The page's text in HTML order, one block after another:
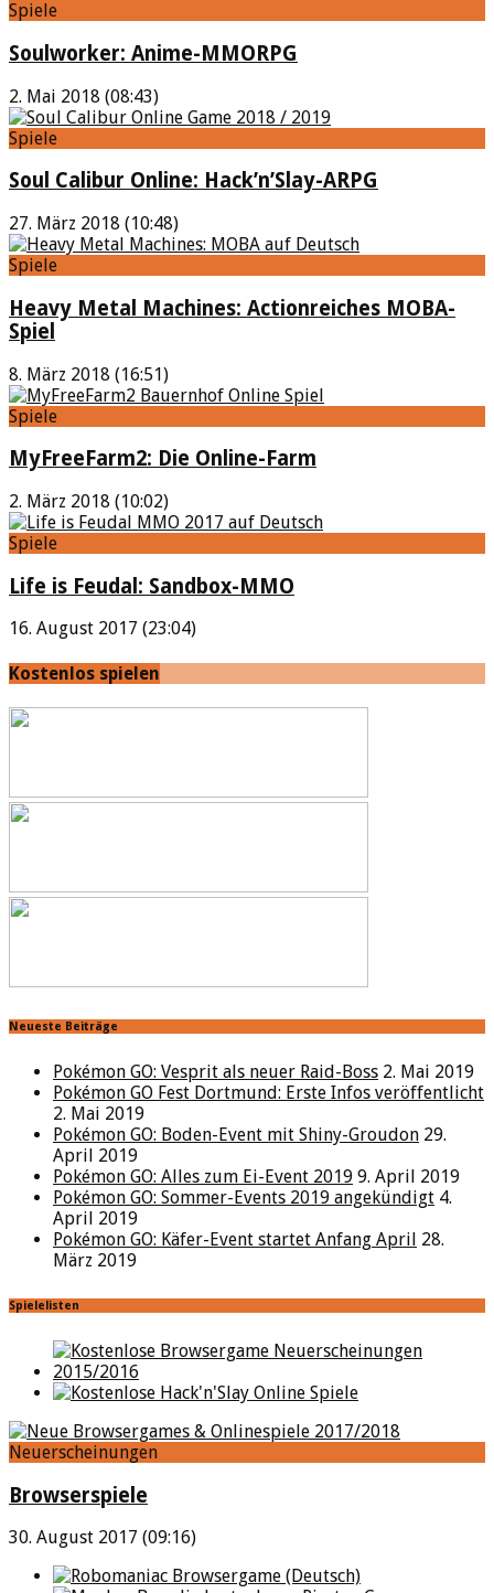
Spiele
Soulworker: Anime-MMORPG
2. Mai 2018 (08:43)
Spiele
Soul Calibur Online: Hack’n’Slay-ARPG
27. März 2018 (10:48)
Spiele
Heavy Metal Machines: Actionreiches MOBA-
Spiel
8. März 2018 (16:51)
Spiele
MyFreeFarm2: Die Online-Farm
2. März 2018 (10:02)
Spiele
Life is Feudal: Sandbox-MMO
16. August 2017 (23:04)
Kostenlos spielen
Neueste Beiträge
Pokémon GO: Vesprit als neuer Raid-Boss 2. Mai 2019
Pokémon GO Fest Dortmund: Erste Infos veröffentlicht
2. Mai 2019
Pokémon GO: Boden-Event mit Shiny-Groudon 29.
April 2019
Pokémon GO: Alles zum Ei-Event 2019 9. April 2019
Pokémon GO: Sommer-Events 2019 angekündigt 4.
April 2019
Pokémon GO: Käfer-Event startet Anfang April 28.
März 2019
Spielelisten
Neuerscheinungen
Browserspiele
30. August 2017 (09:16)